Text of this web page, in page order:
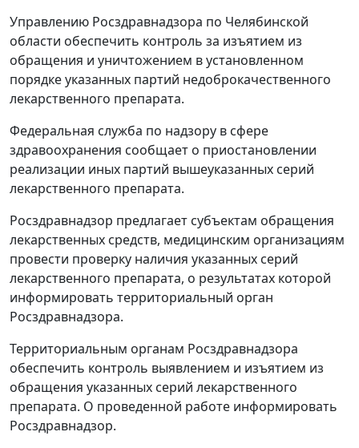
Управлению Росздравнадзора по Челябинской
области обеспечить контроль за изъятием из
обращения и уничтожением в установленном
порядке указанных партий недоброкачественного
лекарственного препарата.
Федеральная служба по надзору в сфере
здравоохранения сообщает о приостановлении
реализации иных партий вышеуказанных серий
лекарственного препарата.
Росздравнадзор предлагает субъектам обращения
лекарственных средств, медицинским организациям
провести проверку наличия указанных серий
лекарственного препарата, о результатах которой
информировать территориальный орган
Росздравнадзора.
Территориальным органам Росздравнадзора
обеспечить контроль выявлением и изъятием из
обращения указанных серий лекарственного
препарата. О проведенной работе информировать
Росздравнадзор.